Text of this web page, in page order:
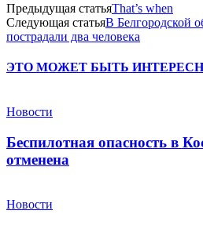
Предыдущая статьяThat’s when
Следующая статьяВ Белгородской
пострадали два человека
ЭТО МОЖЕТ БЫТЬ
Новости
Беспилотная опасность в
отменена
Новости